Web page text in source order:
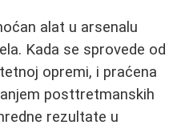
alat u arsenalu
Kada se sprovede od
opremi, i praćena
posttretmanskih
rezultate u